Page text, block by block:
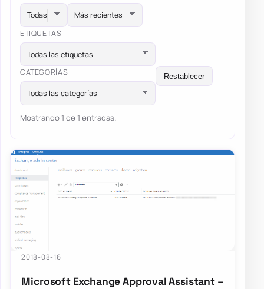
ETIQUETAS
Todas las etiquetas
CATEGORÍAS
Todas las categorías
Restablecer
Mostrando 1 de 1 entradas.
2018-08-16
Microsoft Exchange Approval Assistant –